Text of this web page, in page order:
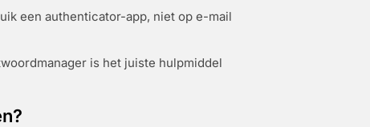
een authenticator-app, niet op e-mail
is het juiste hulpmiddel